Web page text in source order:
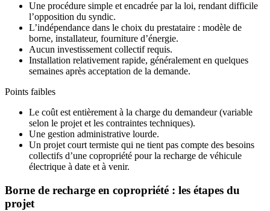
Une procédure simple et encadrée par la loi, rendant difficile
l’opposition du syndic.
L’indépendance dans le choix du prestataire : modèle de
borne, installateur, fourniture d’énergie.
Aucun investissement collectif requis.
Installation relativement rapide, généralement en quelques
semaines après acceptation de la demande.
Points faibles
Le coût est entièrement à la charge du demandeur (variable
selon le projet et les contraintes techniques).
Une gestion administrative lourde.
Un projet court termiste qui ne tient pas compte des besoins
collectifs d’une copropriété pour la recharge de véhicule
électrique à date et à venir.
Borne de recharge en copropriété : les étapes du
projet